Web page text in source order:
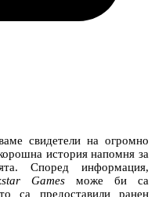
свидетели на огромно
история напомня за
Според информация,
Games може би са
са предоставили ранен